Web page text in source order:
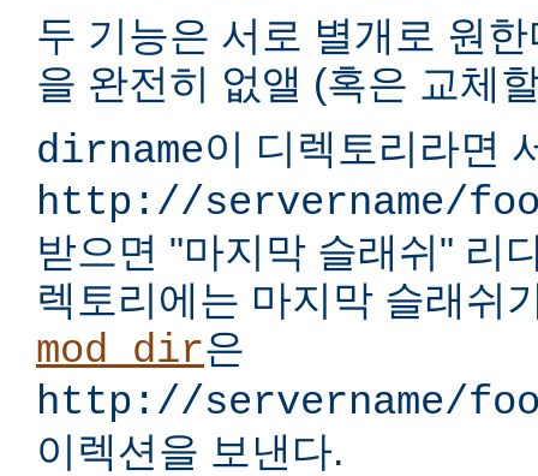
두 기능은 서로 별개로 원
을 완전히 없앨 (혹은 교체
dirname이 디렉토리라면
http://servername/
받으면 "마지막 슬래쉬" 리
렉토리에는 마지막 슬래쉬
mod_dir은
http://servername/
이렉션을 보낸다.